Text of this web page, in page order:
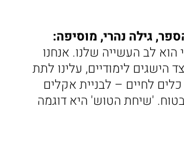
גילה נהרי, מוסיפה:
הוא לב העשייה שלנו. אנחנו
הישגים לימודיים, עלינו לתת
לחיים – לבניית אקלים
'שיחת הטוש' היא דוגמה